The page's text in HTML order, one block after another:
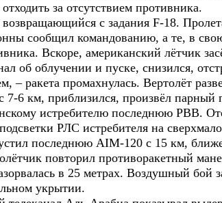
за отсутствием противника.
с задания F-18.
сообщил командованию, а те, в
Вскоре, американский лётчик
об облучении и пуске, снизился,
– ракета промахнулась. Вертолёт
6 км, приблизился, произвёл парный
истребителю последнюю РВВ.
РЛС истребителя на
последнюю AIM-120 с 15 км,
повторил противоракетный
в 25 метрах. Воздушный бой
укрытии.